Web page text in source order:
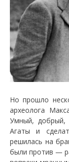
Но прошло
археолога
Умный, добрый,
Агаты и
решилась на
были против —